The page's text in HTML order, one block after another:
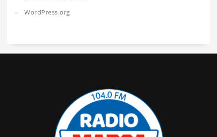
WordPress.org